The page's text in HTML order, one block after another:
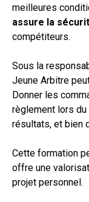
meilleures
assure la
compétiteurs.
Sous la
Jeune Arbitre
Donner les
règlement lors du
résultats, et bien
Cette formation
offre une
projet personnel.